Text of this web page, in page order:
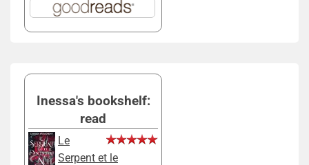
Inessa's bookshelf:
read
Le
Serpent et le